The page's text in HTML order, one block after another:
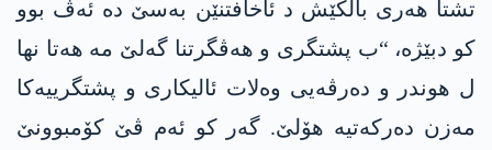
تشتا هەری بالکێش د ئاخافتنێن بەسێ دە ئەڤ بوو
کو دبێژە، “ب پشتگری و ھەڤگرتنا گەلێ مە ھەتا نھا
ل ھوندر و دەرڤەیی وەلات ئالیکاری و پشتگرییەکا
مەزن دەرکەتیە ھۆلێ. گەر کو ئەم ڤێ کۆمبوونێ